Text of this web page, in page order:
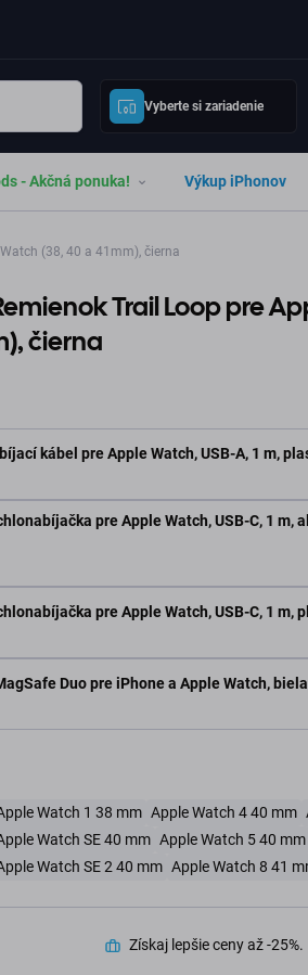
Vyberte si zariadenie
- Akčná ponuka! Výkup iPhonov
(38, 40 a 41mm), čierna
Trail Loop pre
čierna
kábel pre Apple Watch, USB-A, 1 m,
pre Apple Watch, USB-C, 1 m,
pre Apple Watch, USB-C, 1 m,
Duo pre iPhone a Apple Watch, biela
Watch 1 38 mm Apple Watch 4 40 mm
Watch SE 40 mm Apple Watch 5 40 mm
Watch SE 2 40 mm Apple Watch 8 41
Získaj lepšie ceny až -25%.